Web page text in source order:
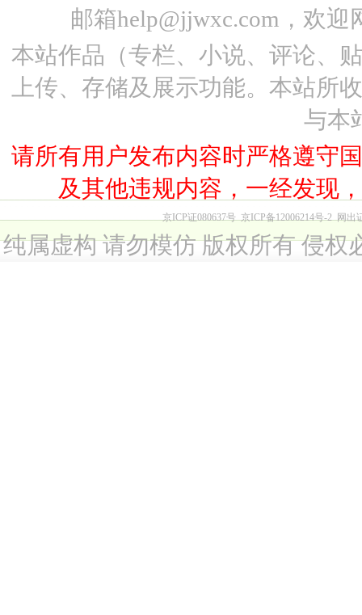
邮箱help@jjwxc.com，欢
本站作品（专栏、小说、评论、
上传、存储及展示功能。本站所
与本
请所有用户发布内容时严格遵守
及其他违规内容，一经发现
京ICP证080637号 京ICP备12006214号-2 网出
纯属虚构 请勿模仿 版权所有 侵权